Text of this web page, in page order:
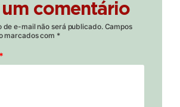
um comentário
de e-mail não será publicado. Campos
marcados com *
*